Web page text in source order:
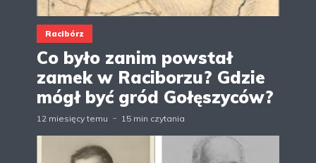
Racibórz
Co było zanim powstał
zamek w Raciborzu? Gdzie
mógł być gród Gołęszyców?
12 miesięcy temu 15 min czytania